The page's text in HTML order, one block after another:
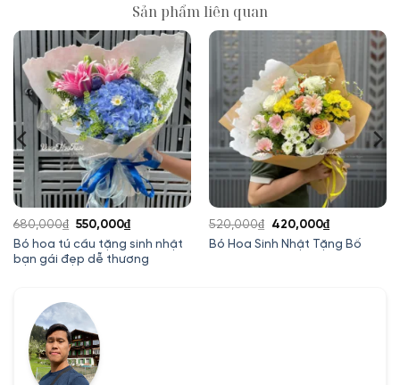
Sản phẩm liên quan
Bó hoa tú cầu tặng sinh nhật
bạn gái đẹp dễ thương
680,000₫ Giá
gốc
là:
550,000₫Giá
hiện
tại
Bó Hoa Sinh Nhật Tặng Bố
520,000₫
Giá
gốc
420,000₫Giá
hiện